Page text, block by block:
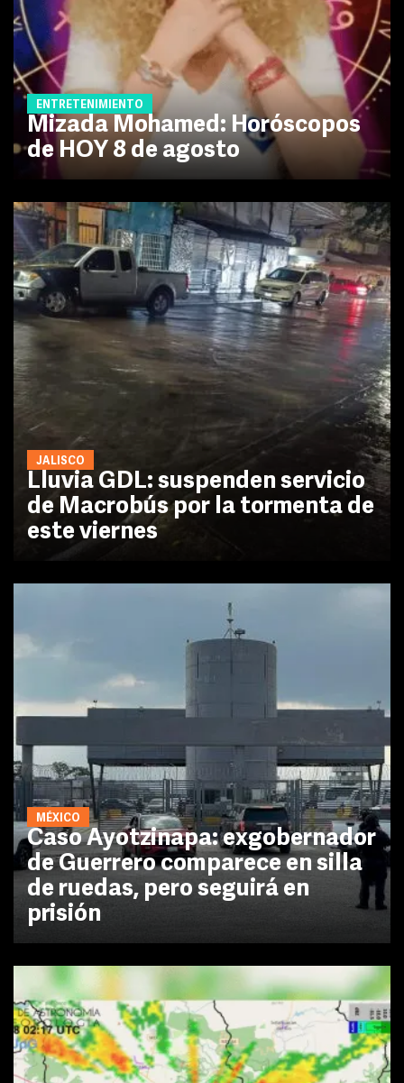
ENTRETENIMIENTO
Mizada Mohamed: Horóscopos
de HOY 8 de agosto
JALISCO
Lluvia GDL: suspenden servicio
de Macrobús por la tormenta de
este viernes
MÉXICO
Caso Ayotzinapa: exgobernador
de Guerrero comparece en silla
de ruedas, pero seguirá en
prisión